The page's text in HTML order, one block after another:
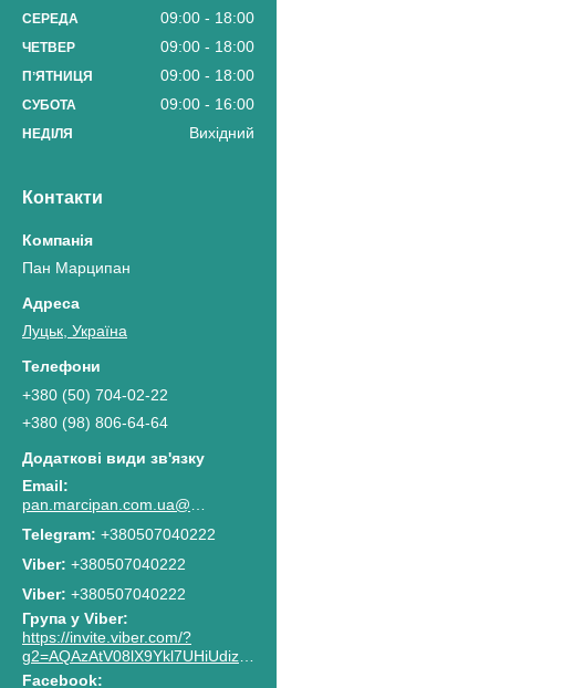
СЕРЕДА 09:00 18:00
ЧЕТВЕР 09:00 18:00
ПʼЯТНИЦЯ 09:00 18:00
СУБОТА 09:00 16:00
НЕДІЛЯ Вихідний
Контакти
Пан Марципан
Луцьк, Україна
+380 (50) 704-02-22
+380 (98) 806-64-64
pan.marcipan.com.ua@gmail.com
+380507040222
+380507040222
Viber +380507040222
Група у Viber
https://invite.viber.com/?
g2=AQAzAtV08lX9Ykl7UHiUdiz2lJaGpR6lsG8M4RbzQPAkG0NWtCn7PhJnwk8g8F2c
Facebook